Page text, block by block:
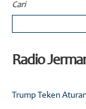
Cari
Radio
Trump Teken